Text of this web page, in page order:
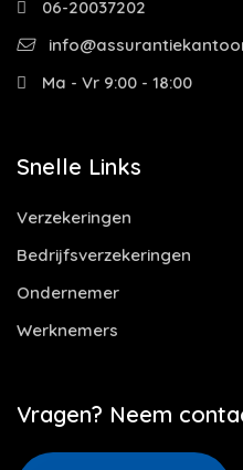
06-20037202
Ma - Vr 9:00 - 18:00
Snelle Links
Verzekeringen
Bedrijfsverzekeringen
Ondernemer
Werknemers
Vragen? Neem